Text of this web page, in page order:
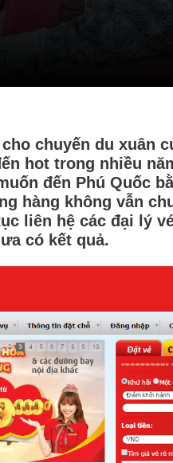
chuyến du xuân
hot trong nhiều
đến Phú Quốc
hàng không vẫn
liên hệ các đại lý
có kết quả.